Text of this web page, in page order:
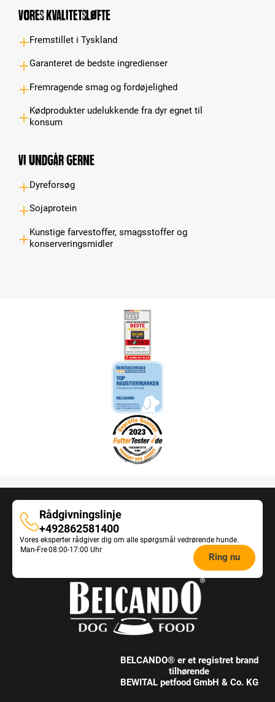
Vores kvalitetsløfte
Fremstillet i Tyskland
Garanteret de bedste ingredienser
Fremragende smag og fordøjelighed
Kødprodukter udelukkende fra dyr egnet til
konsum
Vi undgår gerne
Dyreforsøg
Sojaprotein
Kunstige farvestoffer, smagsstoffer og
konserveringsmidler
Rådgivningslinje
Rådgivningslinje
+492862581400
Vores eksperter rådgiver dig om alle spørgsmål vedrørende hunde.
Opening
Man-Fre08:00-17:00 Uhr
Ring nu
BELCANDO® er et registret brand
tilhørende
BEWITAL petfood GmbH & Co. KG